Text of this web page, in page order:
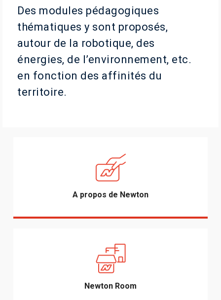
Des modules pédagogiques
thématiques y sont proposés,
autour de la robotique, des
énergies, de l’environnement, etc.
en fonction des affinités du
territoire.
A propos de Newton
Newton Room